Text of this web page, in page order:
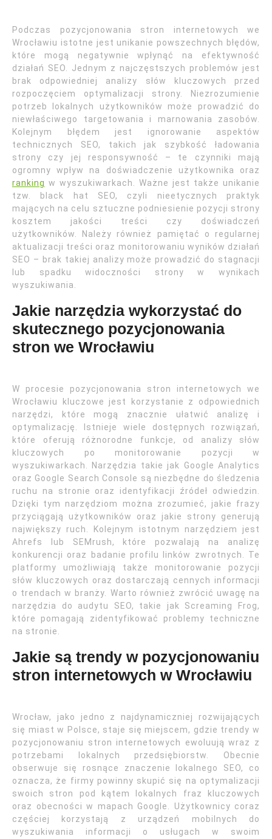
Podczas pozycjonowania stron internetowych we
Wrocławiu istotne jest unikanie powszechnych błędów,
które mogą negatywnie wpłynąć na efektywność
działań SEO. Jednym z najczęstszych problemów jest
brak odpowiedniej analizy słów kluczowych przed
rozpoczęciem optymalizacji strony. Niezrozumienie
potrzeb lokalnych użytkowników może prowadzić do
niewłaściwego targetowania i marnowania zasobów.
Kolejnym błędem jest ignorowanie aspektów
technicznych SEO, takich jak szybkość ładowania
strony czy jej responsywność – te czynniki mają
ogromny wpływ na doświadczenie użytkownika oraz
ranking w wyszukiwarkach. Ważne jest także unikanie
tzw. black hat SEO, czyli nieetycznych praktyk
mających na celu sztuczne podniesienie pozycji strony
kosztem jakości treści czy doświadczeń
użytkowników. Należy również pamiętać o regularnej
aktualizacji treści oraz monitorowaniu wyników działań
SEO – brak takiej analizy może prowadzić do stagnacji
lub spadku widoczności strony w wynikach
wyszukiwania.
Jakie narzędzia wykorzystać do
skutecznego pozycjonowania
stron we Wrocławiu
W procesie pozycjonowania stron internetowych we
Wrocławiu kluczowe jest korzystanie z odpowiednich
narzędzi, które mogą znacznie ułatwić analizę i
optymalizację. Istnieje wiele dostępnych rozwiązań,
które oferują różnorodne funkcje, od analizy słów
kluczowych po monitorowanie pozycji w
wyszukiwarkach. Narzędzia takie jak Google Analytics
oraz Google Search Console są niezbędne do śledzenia
ruchu na stronie oraz identyfikacji źródeł odwiedzin.
Dzięki tym narzędziom można zrozumieć, jakie frazy
przyciągają użytkowników oraz jakie strony generują
największy ruch. Kolejnym istotnym narzędziem jest
Ahrefs lub SEMrush, które pozwalają na analizę
konkurencji oraz badanie profilu linków zwrotnych. Te
platformy umożliwiają także monitorowanie pozycji
słów kluczowych oraz dostarczają cennych informacji
o trendach w branży. Warto również zwrócić uwagę na
narzędzia do audytu SEO, takie jak Screaming Frog,
które pomagają zidentyfikować problemy techniczne
na stronie.
Jakie są trendy w pozycjonowaniu
stron internetowych w Wrocławiu
Wrocław, jako jedno z najdynamiczniej rozwijających
się miast w Polsce, staje się miejscem, gdzie trendy w
pozycjonowaniu stron internetowych ewoluują wraz z
potrzebami lokalnych przedsiębiorstw. Obecnie
obserwuje się rosnące znaczenie lokalnego SEO, co
oznacza, że firmy powinny skupić się na optymalizacji
swoich stron pod kątem lokalnych fraz kluczowych
oraz obecności w mapach Google. Użytkownicy coraz
częściej korzystają z urządzeń mobilnych do
wyszukiwania informacji o usługach w swoim